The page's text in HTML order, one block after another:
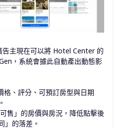
主現在可以將 Hotel Center 的
，系統會據此自動產出動態影
、評分、可預訂房型與日期
售」的房價與房況，降低點擊後
」的落差。